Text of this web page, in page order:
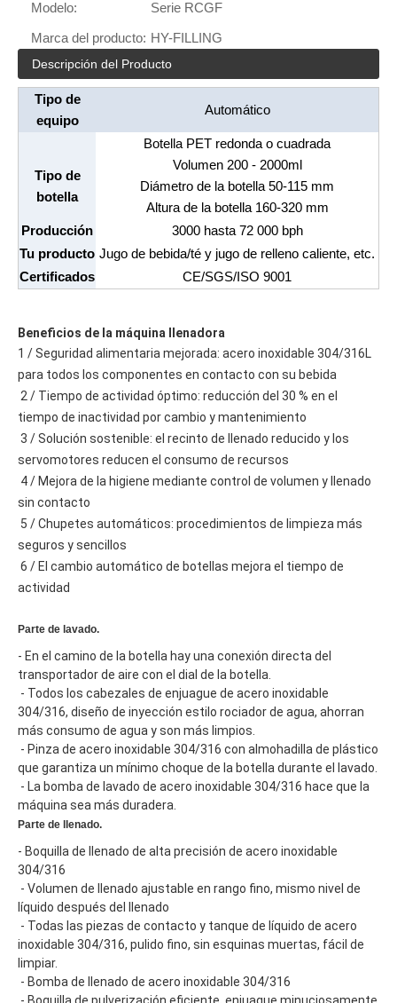
Modelo:
Serie RCGF
Marca del producto: HY-FILLING
Descripción del Producto
Tipo de
equipo
Automático
Tipo de
botella
Botella PET redonda o cuadrada
Volumen 200 - 2000ml
Diámetro de la botella 50-115 mm
Altura de la botella 160-320 mm
Producción
3000 hasta 72 000 bph
Tu producto Jugo de bebida/té y jugo de relleno caliente, etc.
Certificados
CE/SGS/ISO 9001
Beneficios de la máquina llenadora
1 / Seguridad alimentaria mejorada: acero inoxidable 304/316L
para todos los componentes en contacto con su bebida
tiempo de inactividad por cambio y mantenimiento
servomotores reducen el consumo de recursos
sin contacto
seguros y sencillos
actividad
Parte de lavado.
- En el camino de la botella hay una conexión directa del
transportador de aire con el dial de la botella.
304/316, diseño de inyección estilo rociador de agua, ahorran
más consumo de agua y son más limpios.
que garantiza un mínimo choque de la botella durante el lavado.
máquina sea más duradera.
Parte de llenado.
- Boquilla de llenado de alta precisión de acero inoxidable
304/316
líquido después del llenado
inoxidable 304/316, pulido fino, sin esquinas muertas, fácil de
limpiar.
- Bomba de llenado de acero inoxidable 304/316